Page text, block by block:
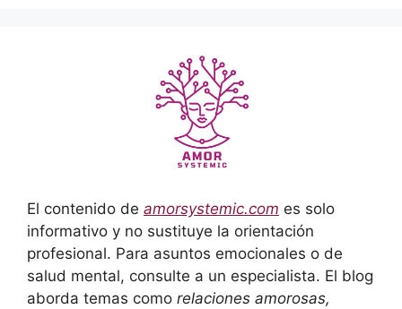
El contenido de amorsystemic.com es solo
informativo y no sustituye la orientación
profesional. Para asuntos emocionales o de
salud mental, consulte a un especialista. El blog
aborda temas como relaciones amorosas,